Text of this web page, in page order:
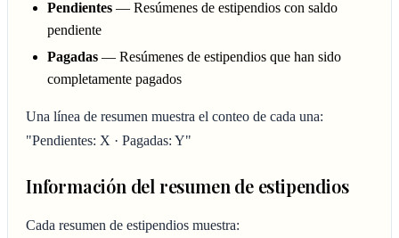
Pendientes — Resúmenes de estipendios con saldo
pendiente
Pagadas — Resúmenes de estipendios que han sido
completamente pagados
Una línea de resumen muestra el conteo de cada una:
"Pendientes: X · Pagadas: Y"
Información del resumen de estipendios
Cada resumen de estipendios muestra: